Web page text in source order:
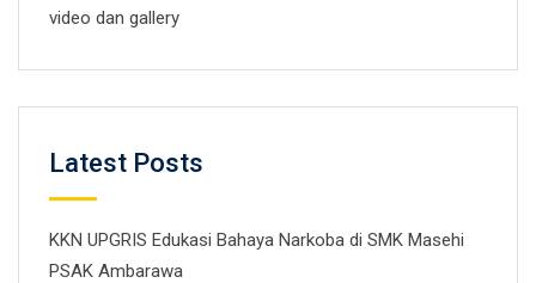
video dan gallery
Latest Posts
KKN UPGRIS Edukasi Bahaya Narkoba di SMK Masehi
PSAK Ambarawa